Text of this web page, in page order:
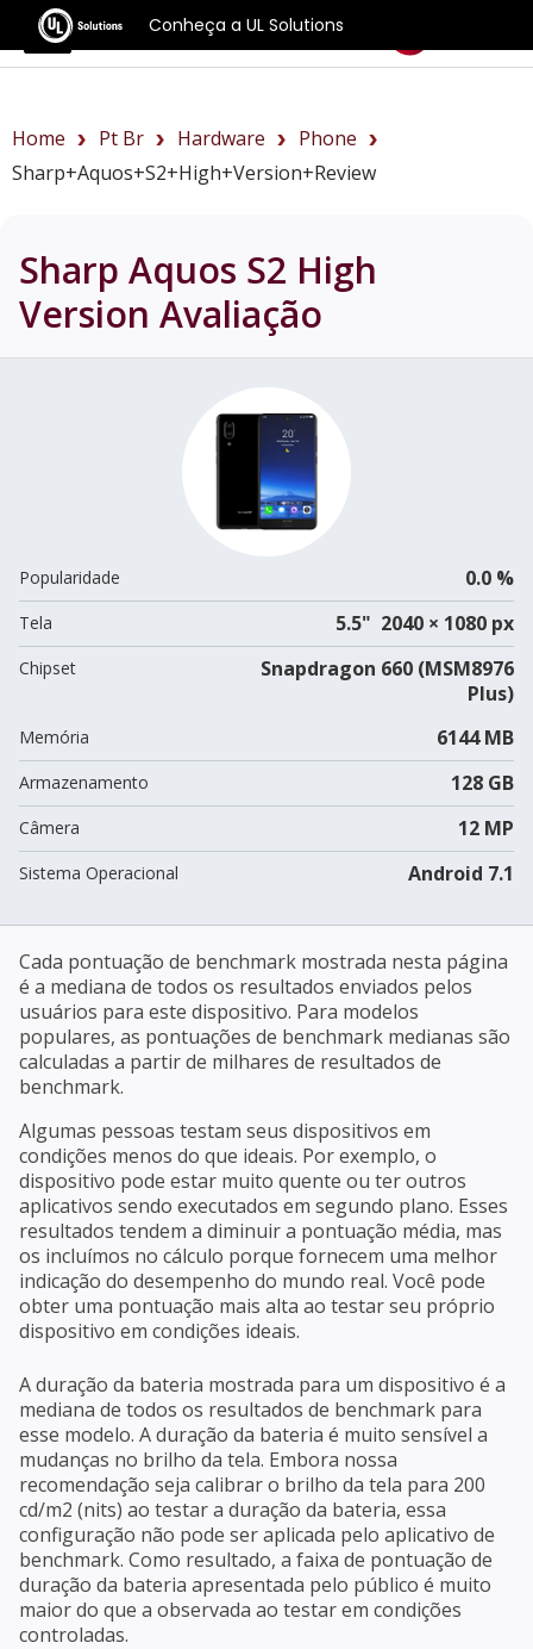
Conheça a UL Solutions
Benchmarks
Home Pt Br Hardware
Phone
Sharp+Aquos+S2+High+Version+review
Sharp Aquos S2 High
Version Avaliação
Popularidade 0.0 %
Tela 5.5" 2040 × 1080 px
Chipset
Snapdragon 660 (MSM8976
Plus)
Memória 6144 MB
Armazenamento 128 GB
Câmera 12 MP
Sistema Operacional Android 7.1
Cada pontuação de benchmark mostrada nesta página
é a mediana de todos os resultados enviados pelos
usuários para este dispositivo. Para modelos
populares, as pontuações de benchmark medianas são
calculadas a partir de milhares de resultados de
benchmark.
Algumas pessoas testam seus dispositivos em
condições menos do que ideais. Por exemplo, o
dispositivo pode estar muito quente ou ter outros
aplicativos sendo executados em segundo plano. Esses
resultados tendem a diminuir a pontuação média, mas
os incluímos no cálculo porque fornecem uma melhor
indicação do desempenho do mundo real. Você pode
obter uma pontuação mais alta ao testar seu próprio
dispositivo em condições ideais.
A duração da bateria mostrada para um dispositivo é a
mediana de todos os resultados de benchmark para
esse modelo. A duração da bateria é muito sensível a
mudanças no brilho da tela. Embora nossa
recomendação seja calibrar o brilho da tela para 200
cd/m2 (nits) ao testar a duração da bateria, essa
configuração não pode ser aplicada pelo aplicativo de
benchmark. Como resultado, a faixa de pontuação de
duração da bateria apresentada pelo público é muito
maior do que a observada ao testar em condições
controladas.